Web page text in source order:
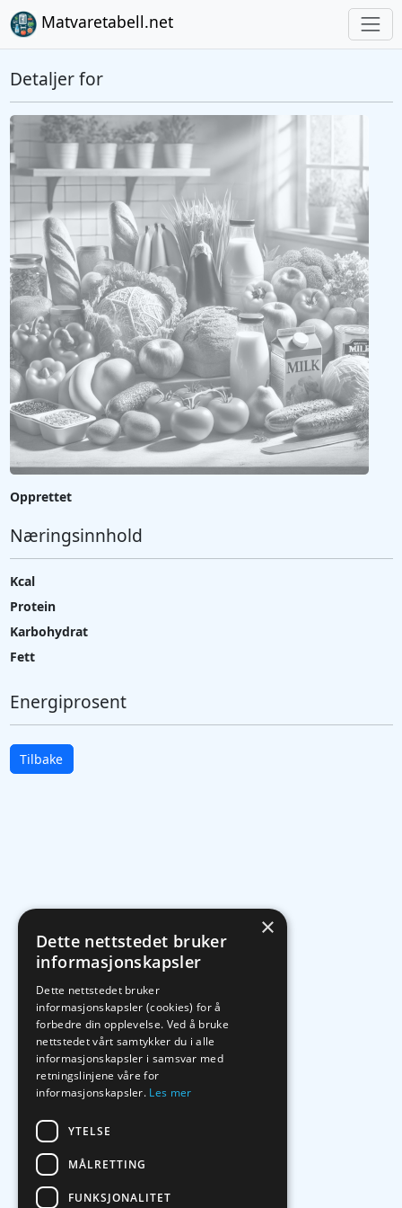
Matvaretabell.net
Detaljer for
Opprettet
Næringsinnhold
Kcal
Protein
Karbohydrat
Fett
Energiprosent
Tilbake
×
Dette nettstedet bruker
informasjonskapsler
Dette nettstedet bruker
informasjonskapsler (cookies) for å
forbedre din opplevelse. Ved å bruke
nettstedet vårt samtykker du i alle
informasjonskapsler i samsvar med
retningslinjene våre for
informasjonskapsler. Les mer
YTELSE
MÅLRETTING
FUNKSJONALITET